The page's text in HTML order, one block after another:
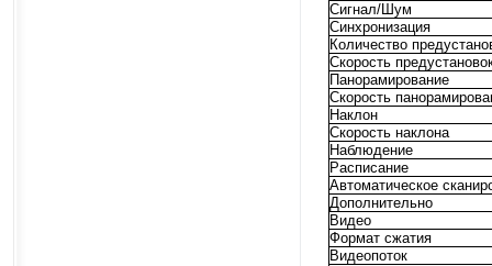
Сигнал/Шум
Синхронизация
Количество
Скорость
Панорамирование
Скорость
Наклон
Скорость наклона
Наблюдение
Расписание
Автоматическое
Дополнительно
Видео
Формат сжатия
Видеопоток